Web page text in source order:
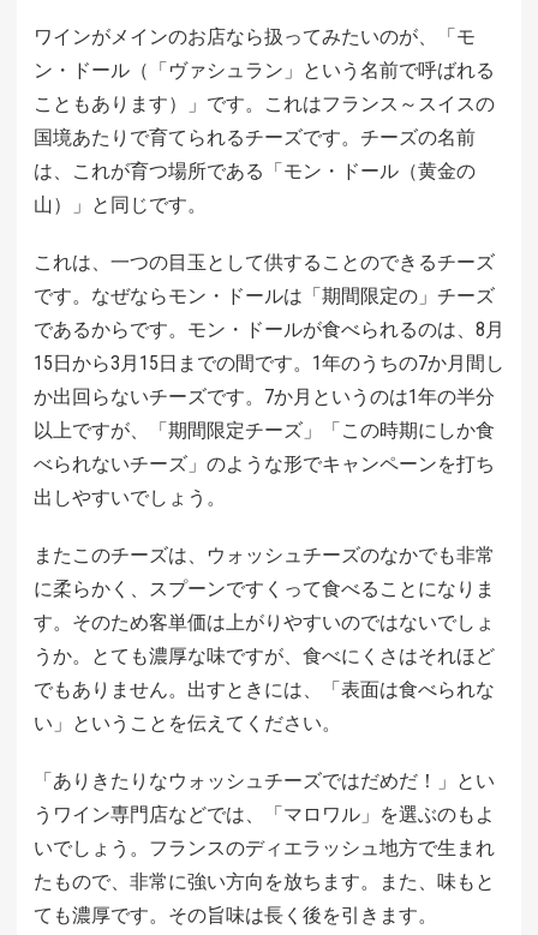
ワインがメインのお店なら扱ってみたいのが、「モ
ン・ドール（「ヴァシュラン」という名前で呼ばれる
こともあります）」です。これはフランス～スイスの
国境あたりで育てられるチーズです。チーズの名前
は、これが育つ場所である「モン・ドール（黄金の
山）」と同じです。
これは、一つの目玉として供することのできるチーズ
です。なぜならモン・ドールは「期間限定の」チーズ
であるからです。モン・ドールが食べられるのは、8月
15日から3月15日までの間です。1年のうちの7か月間し
か出回らないチーズです。7か月というのは1年の半分
以上ですが、「期間限定チーズ」「この時期にしか食
べられないチーズ」のような形でキャンペーンを打ち
出しやすいでしょう。
またこのチーズは、ウォッシュチーズのなかでも非常
に柔らかく、スプーンですくって食べることになりま
す。そのため客単価は上がりやすいのではないでしょ
うか。とても濃厚な味ですが、食べにくさはそれほど
でもありません。出すときには、「表面は食べられな
い」ということを伝えてください。
「ありきたりなウォッシュチーズではだめだ！」とい
うワイン専門店などでは、「マロワル」を選ぶのもよ
いでしょう。フランスのディエラッシュ地方で生まれ
たもので、非常に強い方向を放ちます。また、味もと
ても濃厚です。その旨味は長く後を引きます。